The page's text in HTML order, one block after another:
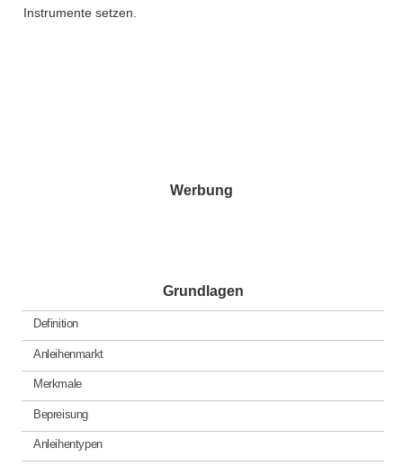
Instrumente setzen.
Werbung
Grundlagen
Definition
Anleihenmarkt
Merkmale
Bepreisung
Anleihentypen